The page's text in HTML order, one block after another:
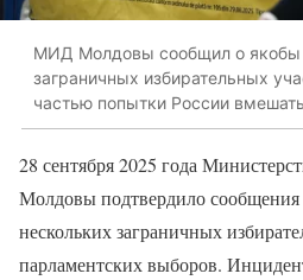
МИД Молдовы сообщил о якобы
заграничных избирательных
частью попытки России
28 сентября 2025 года
Молдовы подтвердило
нескольких заграничных
парламентских выборов.